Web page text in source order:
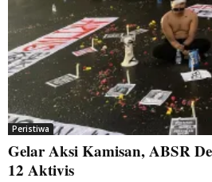
Peristiwa
Gelar Aksi Kamisan, ABSR
12 Aktivis